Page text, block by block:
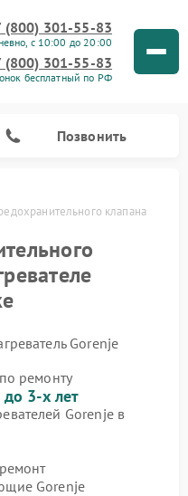
(800) 301-55-83
с 10:00 до 20:00
(800) 301-55-83
бесплатный по РФ
Позвонить
клапана
Gorenje
ремонту
до 3-х лет
Gorenje в
Gorenje